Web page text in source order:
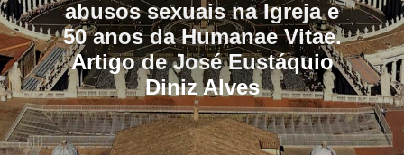
abusos sexuais na Igreja e
50 anos da Humanae Vitae.
Artigo de José Eustáquio
Diniz Alves